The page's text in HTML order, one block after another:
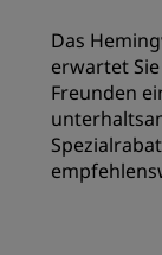
Das
erwartet
Freunden